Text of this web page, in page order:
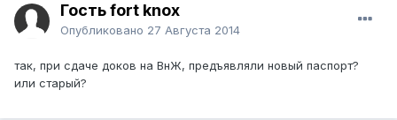
Гость fort knox
Опубликовано 27 Августа 2014
так, при сдаче доков на ВнЖ, предъявляли новый паспорт?
или старый?